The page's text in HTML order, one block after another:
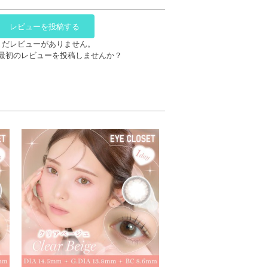
レビューを投稿する
レビューがありません。
初のレビューを投稿しませんか？